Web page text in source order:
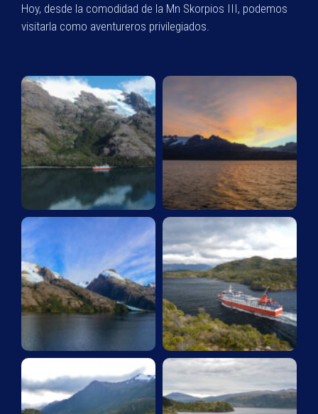
Hoy, desde la comodidad de la Mn Skorpios III, podemos
visitarla como aventureros privilegiados.